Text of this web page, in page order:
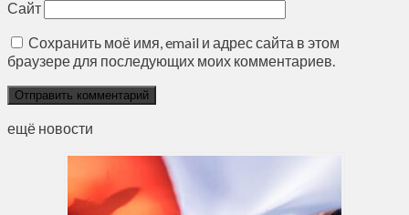
Сайт
Сохранить моё имя, email и адрес сайта в этом
браузере для последующих моих комментариев.
ещё новости